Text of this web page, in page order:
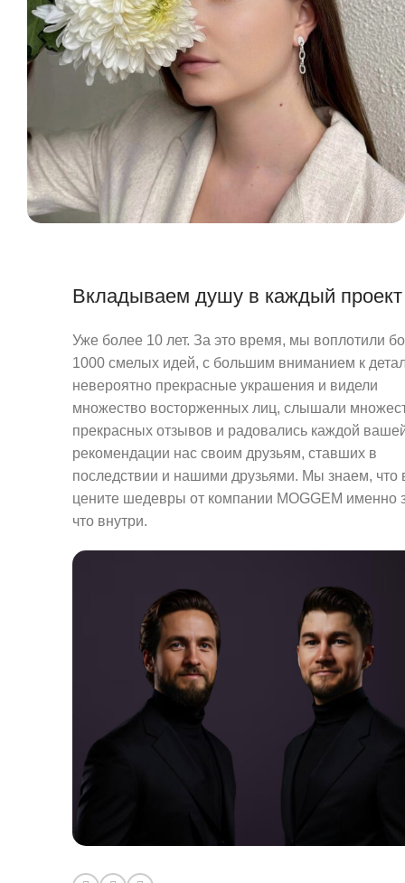
Вкладываем душу в каждый проект
Уже более 10 лет. За это время, мы воплотили
1000 смелых идей, с большим вниманием к
невероятно прекрасные украшения и видели
множество восторженных лиц, слышали
прекрасных отзывов и радовались каждой
рекомендации нас своим друзьям, ставших в
последствии и нашими друзьями. Мы знаем, что
цените шедевры от компании MOGGEM именно
что внутри.